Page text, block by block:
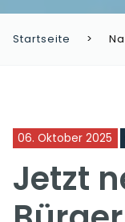
Startseite
06. Oktober 2025
Jetzt